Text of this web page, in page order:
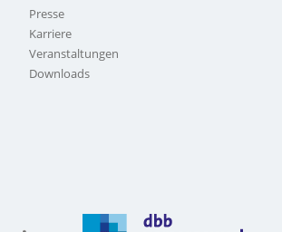
Presse
Karriere
Veranstaltungen
Downloads